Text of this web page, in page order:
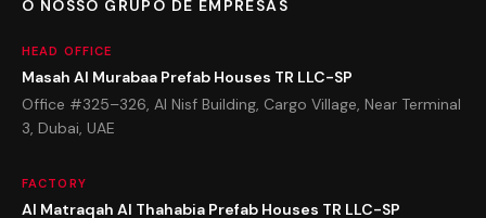
O NOSSO GRUPO DE EMPRESAS
HEAD OFFICE
Masah Al Murabaa Prefab Houses TR LLC-SP
Office #325–326, Al Nisf Building, Cargo Village, Near Terminal
3, Dubai, UAE
FACTORY
Al Matraqah Al Thahabia Prefab Houses TR LLC-SP